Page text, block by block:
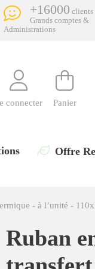
+16000 clients
Grands comptes &
Administrations
connecter Panier
Offre
- à l’unité -
Ruban